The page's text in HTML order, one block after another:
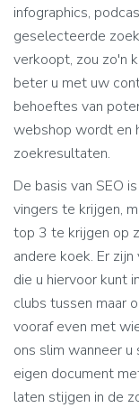
infographics,
geselecteerde
verkoopt, zou zo'n
beter u met uw
behoeftes van
webshop wordt en
zoekresultaten.
De basis van SEO
vingers te krijgen,
top 3 te krijgen op
andere koek. Er
die u hiervoor kunt
clubs tussen maar
vooraf even met
ons slim wanneer
eigen document
laten stijgen in de